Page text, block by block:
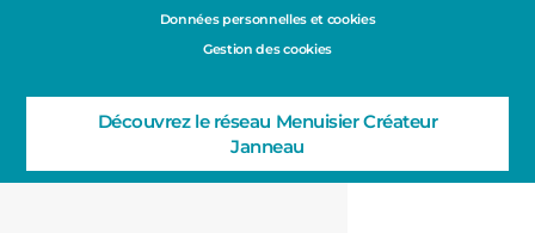
Données personnelles et cookies
Gestion des cookies
Découvrez le réseau Menuisier Créateur
Janneau